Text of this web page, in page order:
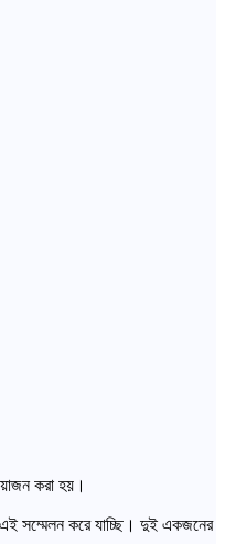
করা হয়।
সম্মেলন করে যাচ্ছি। দুই একজনের